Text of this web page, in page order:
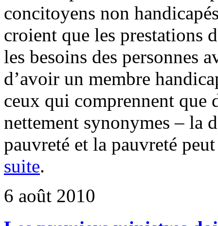
concitoyens non
croient que les prestations
les besoins des personnes
d’avoir un membre
ceux qui comprennent que
nettement synonymes – la
pauvreté et la pauvreté
suite.
6 août 2010